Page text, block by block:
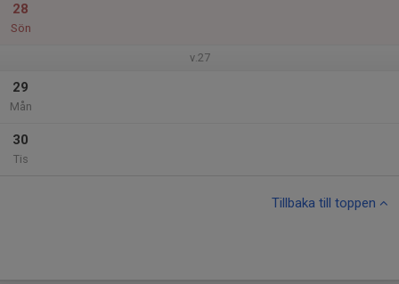
28
Sön
v.27
29
Mån
30
Tis
Tillbaka till toppen